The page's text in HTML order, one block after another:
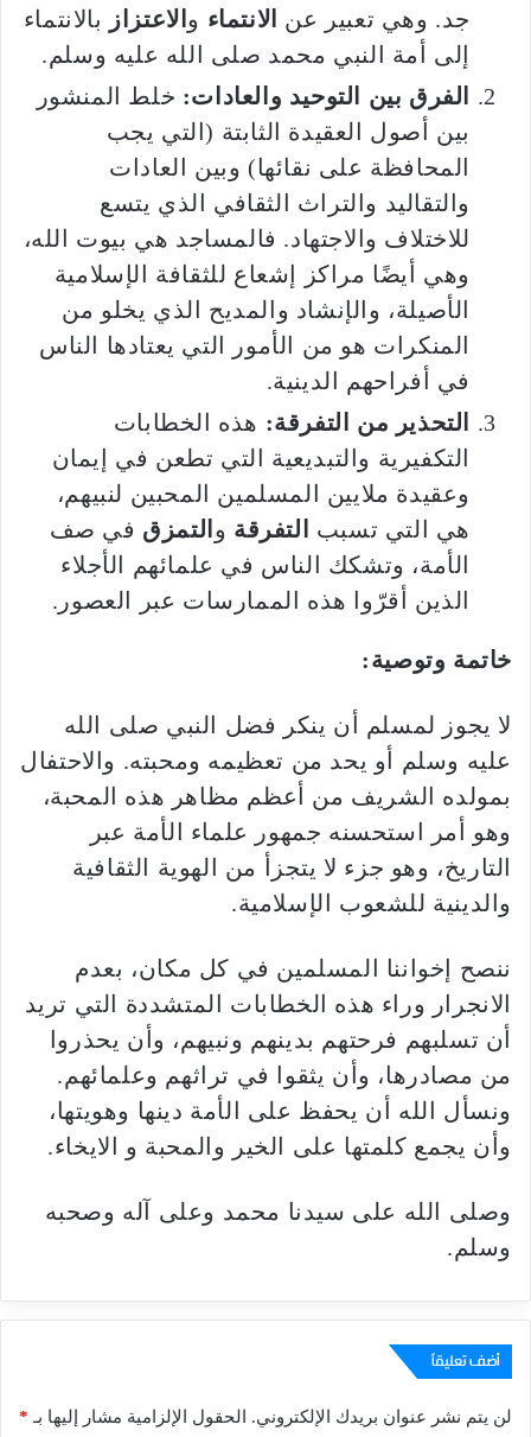
جد. وهي تعبير عن الانتماء و الاعتزاز
بالانتماء
إلى أمة النبي محمد صلى الله عليه وسلم.
الفرق بين التوحيد والعادات: خلط المنشور
بين أصول العقيدة الثابتة (التي يجب
المحافظة على نقائها) وبين العادات
والتقاليد والتراث الثقافي الذي يتسع
للاختلاف والاجتهاد. فالمساجد هي بيوت الله،
وهي أيضًا مراكز إشعاع للثقافة الإسلامية
الأصيلة، والإنشاد والمديح الذي يخلو من
المنكرات هو من الأمور التي يعتادها الناس
في أفراحهم الدينية.
التحذير من التفرقة: هذه الخطابات
التكفيرية والتبديعية التي تطعن في إيمان
وعقيدة ملايين المسلمين المحبين لنبيهم،
هي التي تسبب
التفرقة و التمزق في صف
الأمة، وتشكك الناس في علمائهم الأجلاء
الذين أقرّوا هذه الممارسات عبر العصور.
خاتمة وتوصية:
لا يجوز لمسلم أن ينكر فضل النبي صلى الله
عليه وسلم أو يحد من تعظيمه ومحبته. والاحتفال
بمولده الشريف من أعظم مظاهر هذه المحبة،
وهو أمر استحسنه جمهور علماء الأمة عبر
التاريخ، وهو جزء لا يتجزأ من الهوية الثقافية
والدينية للشعوب الإسلامية.
ننصح إخواننا المسلمين في كل مكان، بعدم
الانجرار وراء هذه الخطابات المتشددة التي تريد
أن تسلبهم فرحتهم بدينهم ونبيهم، وأن يحذروا
من مصادرها، وأن يثقوا في تراثهم وعلمائهم.
ونسأل الله أن يحفظ على الأمة دينها وهويتها،
وأن يجمع كلمتها على الخير والمحبة و الايخاء.
وصلى الله على سيدنا محمد وعلى آله وصحبه
وسلم.
أضف تعليقاً
لن يتم نشر عنوان بريدك الإلكتروني. الحقول الإلزامية مشار إليها بـ *